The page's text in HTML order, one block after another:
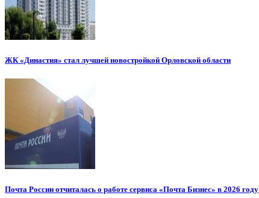
ЖК «Династия» стал лучшей новостройкой Орловской области
Почта России отчиталась о работе сервиса «Почта Бизнес» в 2026 году